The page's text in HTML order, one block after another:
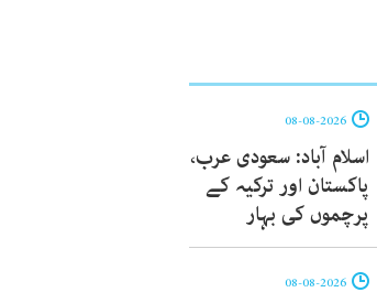
اسلام آباد: سعودی عرب،
پاکستان اور ترکیہ کے
پرچموں کی بہار